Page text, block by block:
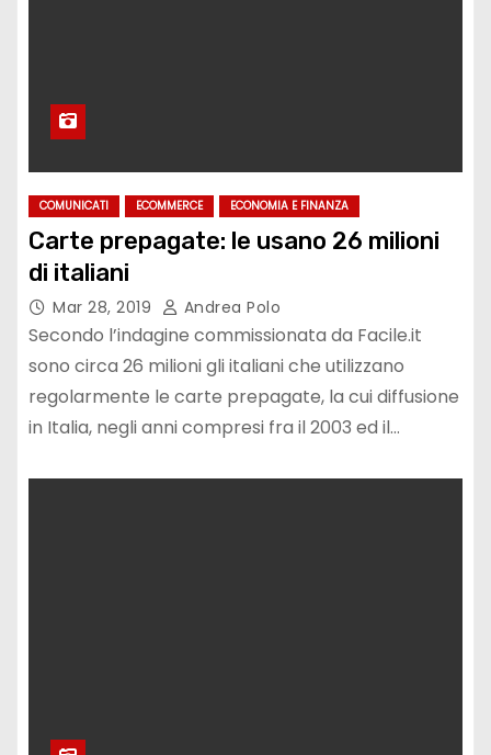
COMUNICATI ECOMMERCE ECONOMIA E FINANZA
Carte prepagate: le usano 26 milioni
di italiani
Mar 28, 2019 Andrea Polo
Secondo l’indagine commissionata da Facile.it
sono circa 26 milioni gli italiani che utilizzano
regolarmente le carte prepagate, la cui diffusione
in Italia, negli anni compresi fra il 2003 ed il…